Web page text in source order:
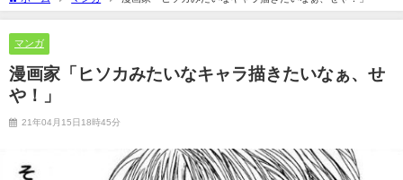
マンガ
漫画家「ヒソカみたいなキャラ描きたいなぁ、せ
や！」
21年04月15日18時45分